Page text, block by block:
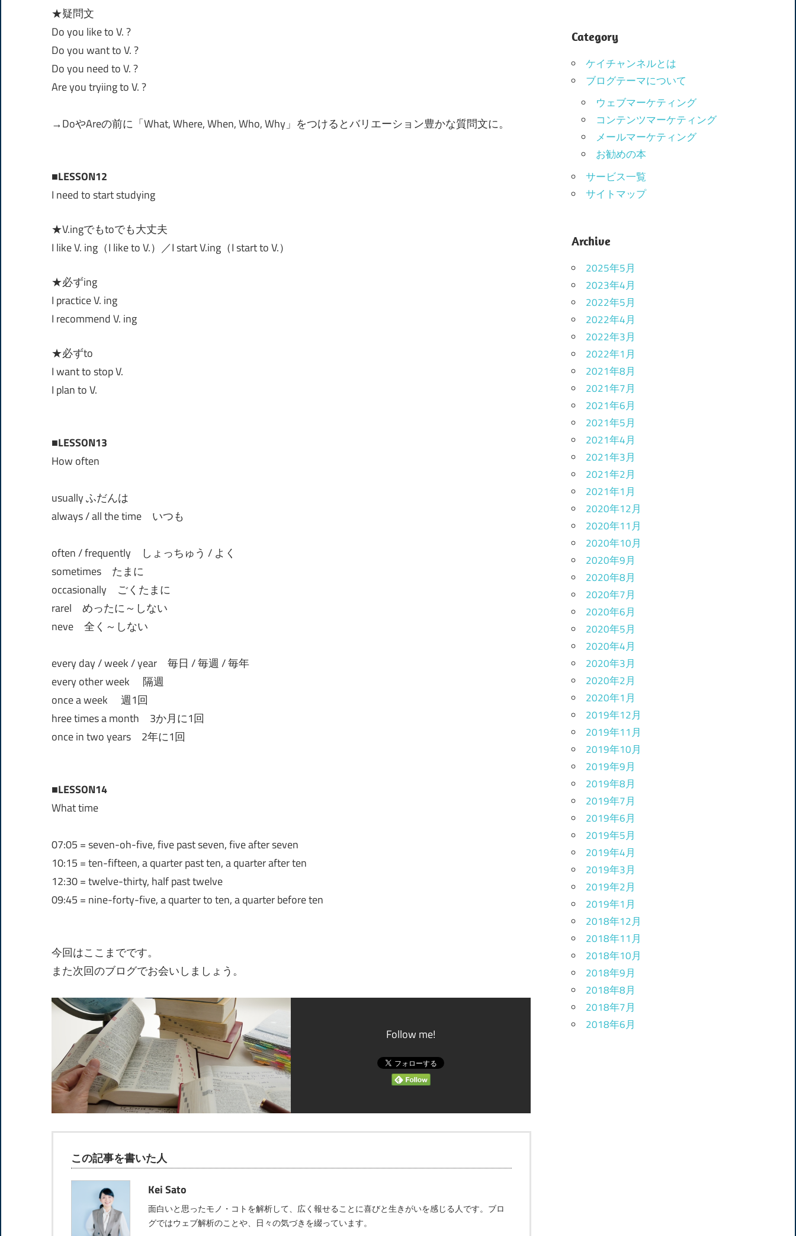
★疑問文
Do you like to V. ?
Do you want to V. ?
Do you need to V. ?
Are you tryiing to V. ?
→DoやAreの前に「What, Where, When, Who, Why」をつけるとバリエーション豊かな質問文に。
■LESSON12
I need to start studying
★V.ingでもtoでも大丈夫
I like V. ing（I like to V.）／I start V.ing（I start to V.）
★必ずing
I practice V. ing
I recommend V. ing
★必ずto
I want to stop V.
I plan to V.
■LESSON13
How often
usually ふだんは
always / all the time いつも
often / frequently しょっちゅう / よく
sometimes たまに
occasionally ごくたまに
rarel めったに～しない
neve 全く～しない
every day / week / year 毎日 / 毎週 / 毎年
every other week 隔週
once a week 週1回
hree times a month 3か月に1回
once in two years 2年に1回
■LESSON14
What time
07:05 = seven-oh-five, five past seven, five after seven
10:15 = ten-fifteen, a quarter past ten, a quarter after ten
12:30 = twelve-thirty, half past twelve
09:45 = nine-forty-five, a quarter to ten, a quarter before ten
今回はここまでです。
また次回のブログでお会いしましょう。
Follow me!
この記事を書いた人
Kei Sato
面白いと思ったモノ・コトを解析して、広く報せることに喜びと生きがいを感じる人です。ブロ
グではウェブ解析のことや、日々の気づきを綴っています。
Category
ケイチャンネルとは
ブログテーマについて
ウェブマーケティング
コンテンツマーケティング
メールマーケティング
お勧めの本
サービス一覧
サイトマップ
Archive
2025年5月
2023年4月
2022年5月
2022年4月
2022年3月
2022年1月
2021年8月
2021年7月
2021年6月
2021年5月
2021年4月
2021年3月
2021年2月
2021年1月
2020年12月
2020年11月
2020年10月
2020年9月
2020年8月
2020年7月
2020年6月
2020年5月
2020年4月
2020年3月
2020年2月
2020年1月
2019年12月
2019年11月
2019年10月
2019年9月
2019年8月
2019年7月
2019年6月
2019年5月
2019年4月
2019年3月
2019年2月
2019年1月
2018年12月
2018年11月
2018年10月
2018年9月
2018年8月
2018年7月
2018年6月